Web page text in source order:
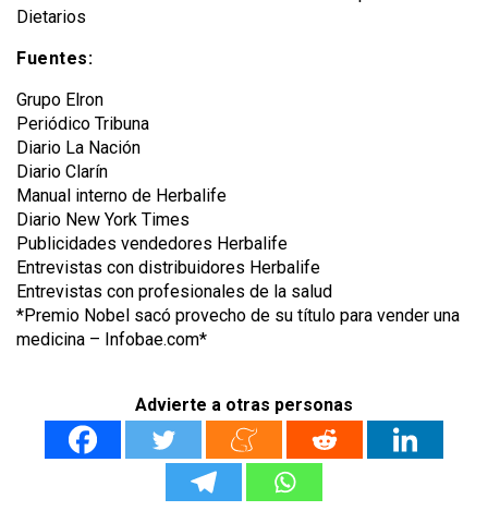
Dietarios
Fuentes:
Grupo Elron
Periódico Tribuna
Diario La Nación
Diario Clarín
Manual interno de Herbalife
Diario New York Times
Publicidades vendedores Herbalife
Entrevistas con distribuidores Herbalife
Entrevistas con profesionales de la salud
*Premio Nobel sacó provecho de su título para vender una
medicina – Infobae.com*
Advierte a otras personas